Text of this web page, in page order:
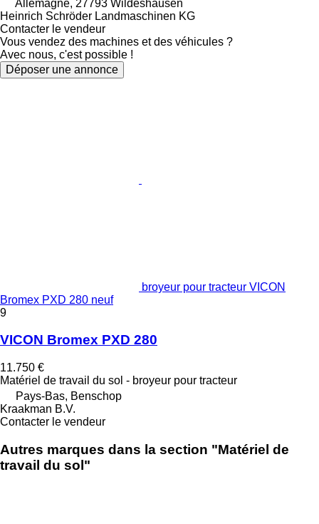
Allemagne, 27793 Wildeshausen
Heinrich Schröder Landmaschinen KG
Contacter le vendeur
Vous vendez des machines et des véhicules ?
Avec nous, c'est possible !
Déposer une annonce
broyeur pour tracteur VICON
Bromex PXD 280 neuf
9
VICON Bromex PXD 280
11.750 €
Matériel de travail du sol - broyeur pour tracteur
Pays-Bas, Benschop
Kraakman B.V.
Contacter le vendeur
Autres marques dans la section "Matériel de
travail du sol"